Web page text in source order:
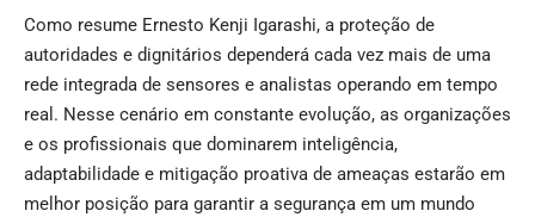
Como resume Ernesto Kenji Igarashi, a proteção de
autoridades e dignitários dependerá cada vez mais de uma
rede integrada de sensores e analistas operando em tempo
real. Nesse cenário em constante evolução, as organizações
e os profissionais que dominarem inteligência,
adaptabilidade e mitigação proativa de ameaças estarão em
melhor posição para garantir a segurança em um mundo